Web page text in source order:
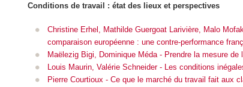
Conditions de travail : état des lieux et perspectives
Christine Erhel, Mathilde Guergoat Larivière, Malo
comparaison européenne : une contre-performance
Maëlezig Bigi, Dominique Méda - Prendre la mesure
Louis Maurin, Valérie Schneider - Les conditions
Pierre Courtioux - Ce que le marché du travail fait aux